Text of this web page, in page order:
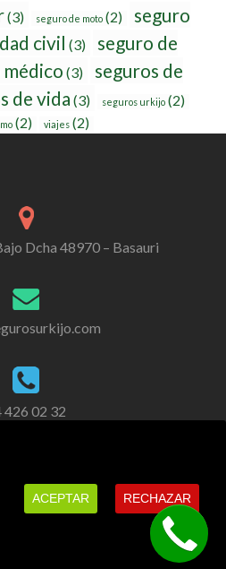
(3) seguro de moto (2)
seguro
civil (3)
seguro de
(3)
seguros de
de vida (3) seguros urkijo(2)
(2) viajes (2)
Dcha 48970 – Basauri
426 02 32
en redes sociales.
ACEPTAR RECHAZAR